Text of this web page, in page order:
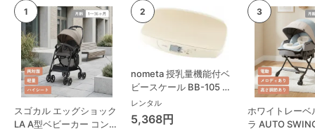
スゴカル エッグショック
LA A型ベビーカー コンビ
nometa 授乳量機能付ベ
ビースケール BB-105 タ
ニタ(TANITA) ベビースケ
ール・体重計
レンタル
5,368円
ホワイトレーベ
ラ AUTO